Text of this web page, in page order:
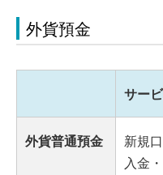
外貨預金
サー
外貨普通預金
新規
入金